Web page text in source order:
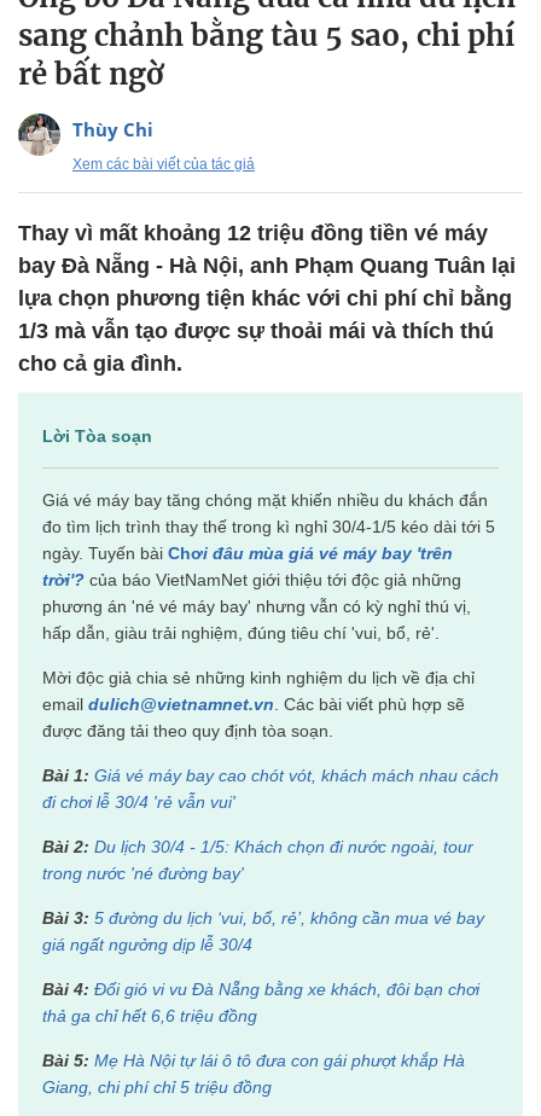
sang chảnh bằng tàu 5 sao, chi phí
rẻ bất ngờ
Thùy Chi
Xem các bài viết của tác giả
Thay vì mất khoảng 12 triệu đồng tiền vé máy
bay Đà Nẵng - Hà Nội, anh Phạm Quang Tuân lại
lựa chọn phương tiện khác với chi phí chỉ bằng
1/3 mà vẫn tạo được sự thoải mái và thích thú
cho cả gia đình.
Lời Tòa soạn
Giá vé máy bay tăng chóng mặt khiến nhiều du khách đắn
đo tìm lịch trình thay thế trong kì nghỉ 30/4-1/5 kéo dài tới 5
ngày. Tuyến bài Chơi đâu mùa giá vé máy bay 'trên
trời'? của báo VietNamNet giới thiệu tới độc giả những
phương án 'né vé máy bay' nhưng vẫn có kỳ nghỉ thú vị,
hấp dẫn, giàu trải nghiệm, đúng tiêu chí 'vui, bổ, rẻ'.
Mời độc giả chia sẻ những kinh nghiệm du lịch về địa chỉ
email dulich@vietnamnet.vn . Các bài viết phù hợp sẽ
được đăng tải theo quy định tòa soạn.
Bài 1: Giá vé máy bay cao chót vót, khách mách nhau cách
đi chơi lễ 30/4 'rẻ vẫn vui'
Bài 2: Du lịch 30/4 - 1/5: Khách chọn đi nước ngoài, tour
trong nước 'né đường bay'
Bài 3: 5 đường du lịch ‘vui, bổ, rẻ’, không cần mua vé bay
giá ngất ngưởng dịp lễ 30/4
Bài 4: Đổi gió vi vu Đà Nẵng bằng xe khách, đôi bạn chơi
thả ga chỉ hết 6,6 triệu đồng
Bài 5: Mẹ Hà Nội tự lái ô tô đưa con gái phượt khắp Hà
Giang, chi phí chỉ 5 triệu đồng